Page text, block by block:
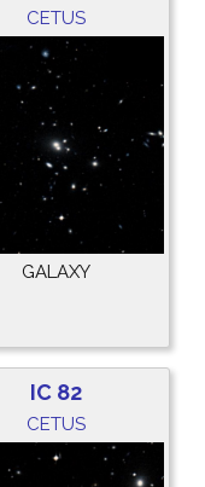
CETUS
GALAXY
IC 82
CETUS